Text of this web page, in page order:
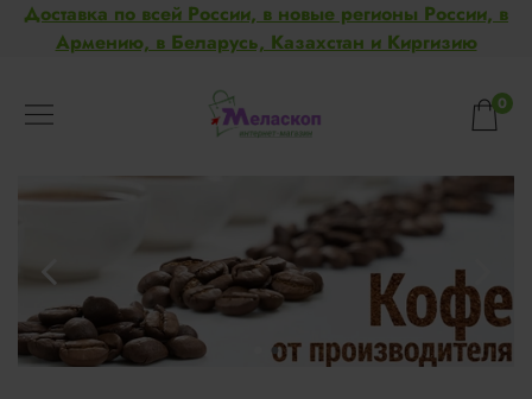
Доставка по всей России, в новые регионы России, в
Армению, в Беларусь, Казахстан и Киргизию
0